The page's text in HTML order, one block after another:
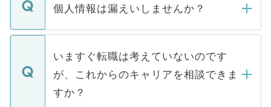
■応募殺到を避けるため 人気のある医療機
関を公にしてしまうと、応募が殺到する場
に、医療機関が求める条件に合った人材の
みを人材紹介会社に依頼するケースが増え
ています。
ん。また、仮に応募先から内定をいただい
定を承諾する必要はありません。内定先へ
の辞退の連絡はキャリアパートナーが行い
個人情報は漏えいしませんか？
個人情報が漏えいすることはありませんの
で、ご安心ください。当サイトからの登録
などで収集したご登録者様の個人情報は、
ご本人のキャリアアップおよび転職活動の
支援を目的に使用いたします。お預かりし
いますぐ転職は考えていないのです
が、これからのキャリアを相談できま
すか？